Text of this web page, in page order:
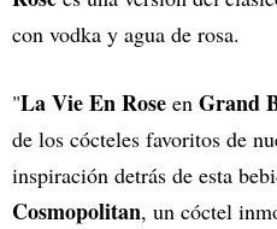
con vodka y agua de rosa.
"La Vie En Rose en Grand
de los cócteles favoritos de
inspiración detrás de esta
Cosmopolitan, un cóctel